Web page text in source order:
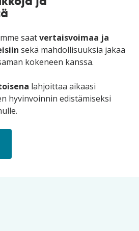
saatvertaisvoimaa ja
sekä mahdollisuuksia jakaa
kokeneen kanssa.
lahjoittaa aikaasi
hyvinvoinnin edistämiseksi